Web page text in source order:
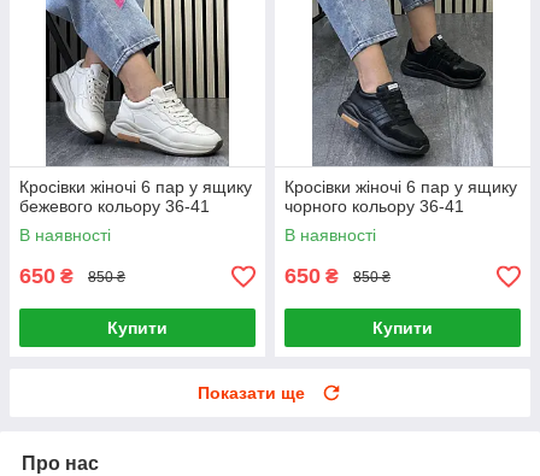
Кросівки жіночі 6 пар у ящику
бежевого кольору 36-41
В наявності
650 ₴ 850 ₴
Купити
Кросівки жіночі 6 пар у ящику
чорного кольору 36-41
В наявності
650 ₴ 850 ₴
Купити
Показати ще
Про нас